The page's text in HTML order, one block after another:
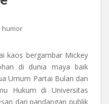
humor
kaos bergambar Mickey
di dunia maya baik
Umum Partai Bulan dan
Hukum di Universitas
dari pandangan publik